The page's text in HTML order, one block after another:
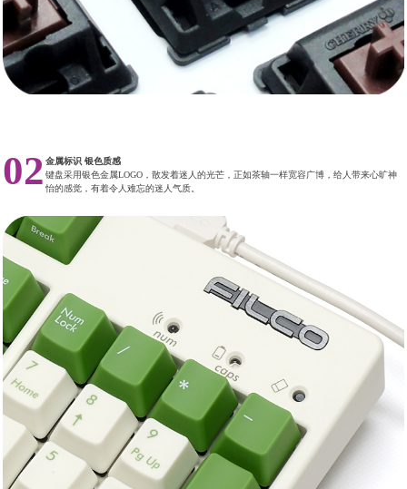
02 金属标识 银色质感
键盘采用银色金属LOGO，散发着迷人的光芒，正如茶轴一样宽容广博，给人带来心旷神
怡的感觉，有着令人难忘的迷人气质。